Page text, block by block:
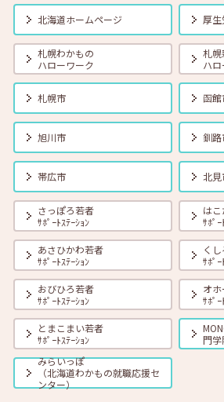
【函館・対面】4月27日（月）就勝塾 自己分
よう！ 13:30～14:30
北海道ホームページ 厚
札幌わかもの
ハローワーク
札幌
ハ
札幌市 函
旭川市 釧
帯広市 北見
さっぽろ若者
ｻﾎﾟｰﾄｽﾃｰｼｮﾝ
は
ｻﾎﾟ
あさひかわ若者
ｻﾎﾟｰﾄｽﾃｰｼｮﾝ
く
ｻﾎﾟ
おびひろ若者
ｻﾎﾟｰﾄｽﾃｰｼｮﾝ
オ
ｻﾎﾟ
とまこまい若者
ｻﾎﾟｰﾄｽﾃｰｼｮﾝ
門学
みらいっぽ
（北海道わかもの就職応援セ
ンター）